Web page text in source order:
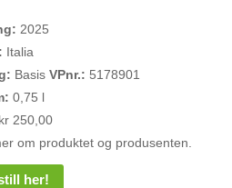
2025
Italia
Basis VPnr.: 5178901
0,75 l
kr 250,00
om produktet og produsenten.
her!